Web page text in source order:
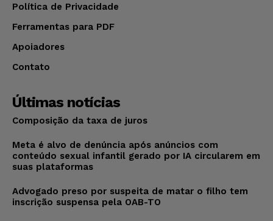
Política de Privacidade
Ferramentas para PDF
Apoiadores
Contato
Últimas notícias
Composição da taxa de juros
Meta é alvo de denúncia após anúncios com
conteúdo sexual infantil gerado por IA circularem em
suas plataformas
Advogado preso por suspeita de matar o filho tem
inscrição suspensa pela OAB-TO